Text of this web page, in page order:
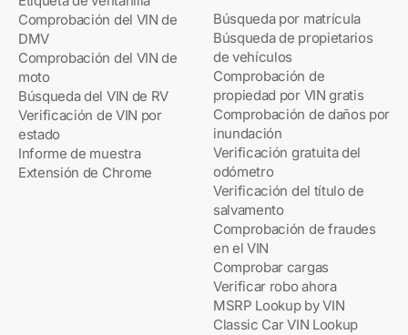
Comprobación del VIN de
DMV
Comprobación del VIN de
moto
Búsqueda del VIN de RV
Verificación de VIN por
estado
Informe de muestra
Extensión de Chrome
Búsqueda por matrícula
Búsqueda de propietarios
de vehículos
Comprobación de
propiedad por VIN gratis
Comprobación de daños por
inundación
Verificación gratuita del
odómetro
Verificación del título de
salvamento
Comprobación de fraudes
en el VIN
Comprobar cargas
Verificar robo ahora
MSRP Lookup by VIN
Classic Car VIN Lookup